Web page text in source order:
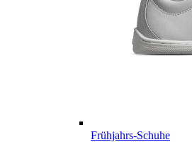
Frühjahrs-Schuhe